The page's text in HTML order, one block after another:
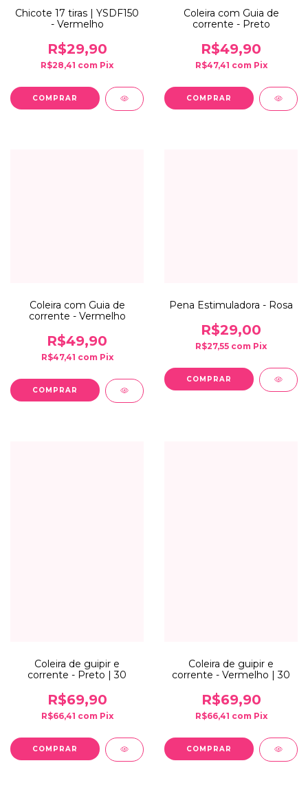
Chicote 17 tiras | YSDF150
- Vermelho
R$29,90
R$28,41 com Pix
Coleira com Guia de
corrente - Preto
R$49,90
R$47,41 com Pix
Coleira com Guia de
corrente - Vermelho
R$49,90
R$47,41 com Pix
Pena Estimuladora - Rosa
R$29,00
R$27,55 com Pix
Coleira de guipir e
corrente - Preto | 30
R$69,90
R$66,41 com Pix
Coleira de guipir e
corrente - Vermelho | 30
R$69,90
R$66,41 com Pix